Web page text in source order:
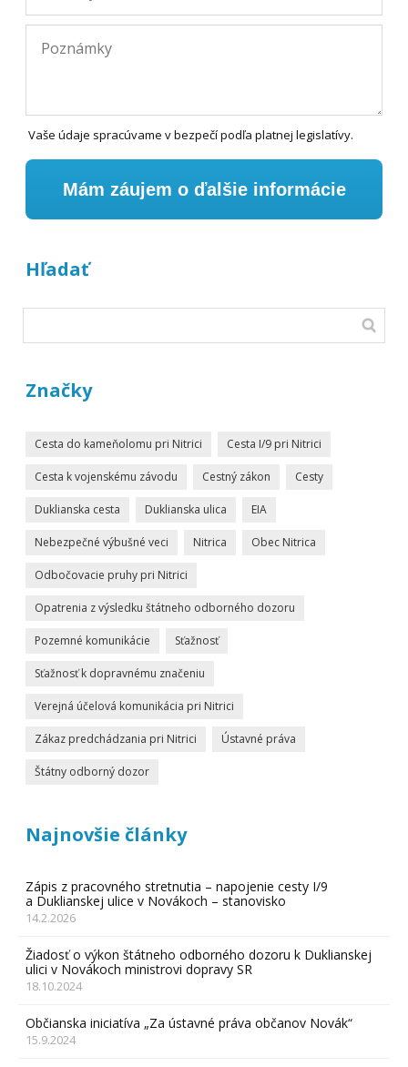
Vaše údaje spracúvame v bezpečí podľa platnej legislatívy.
Mám záujem o ďalšie informácie
Hľadať
Značky
Cesta do kameňolomu pri Nitrici Cesta I/9 pri Nitrici
Cesta k vojenskému závodu Cestný zákon Cesty
Duklianska cesta Duklianska ulica EIA
Nebezpečné výbušné veci Nitrica Obec Nitrica
Odbočovacie pruhy pri Nitrici
Opatrenia z výsledku štátneho odborného dozoru
Pozemné komunikácie Sťažnosť
Sťažnosť k dopravnému značeniu
Verejná účelová komunikácia pri Nitrici
Zákaz predchádzania pri Nitrici Ústavné práva
Štátny odborný dozor
Najnovšie články
Zápis z pracovného stretnutia – napojenie cesty I/9
a Duklianskej ulice v Novákoch – stanovisko
14.2.2026
Žiadosť o výkon štátneho odborného dozoru k Duklianskej
ulici v Novákoch ministrovi dopravy SR
18.10.2024
Občianska iniciatíva „Za ústavné práva občanov Novák“
15.9.2024